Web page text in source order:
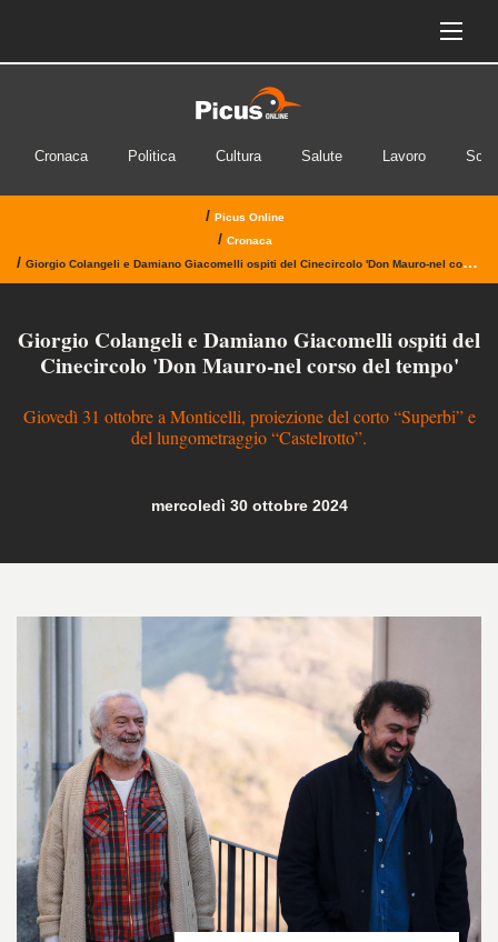
Cronaca Politica Cultura Salute Lavoro
/ Picus Online
/ Cronaca
/ Giorgio Colangeli e Damiano Giacomelli ospiti del Cinecircolo 'Don Mauro-nel corso del tempo'
Giorgio Colangeli e Damiano Giacomelli ospiti del
Cinecircolo 'Don Mauro-nel corso del tempo'
Giovedì 31 ottobre a Monticelli, proiezione del corto “Superbi” e
del lungometraggio “Castelrotto”.
mercoledì 30 ottobre 2024